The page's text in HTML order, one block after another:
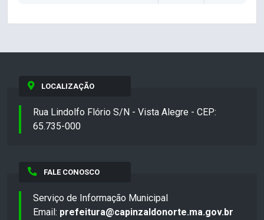
LOCALIZAÇÃO
Rua Lindolfo Flório S/N - Vista Alegre - CEP:
65.735-000
FALE CONOSCO
Serviço de Informação Municipal
Email: prefeitura@capinzaldonorte.ma.gov.br